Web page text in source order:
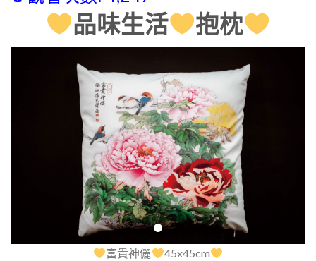
品味生活 抱枕
富貴神儷 45x45cm